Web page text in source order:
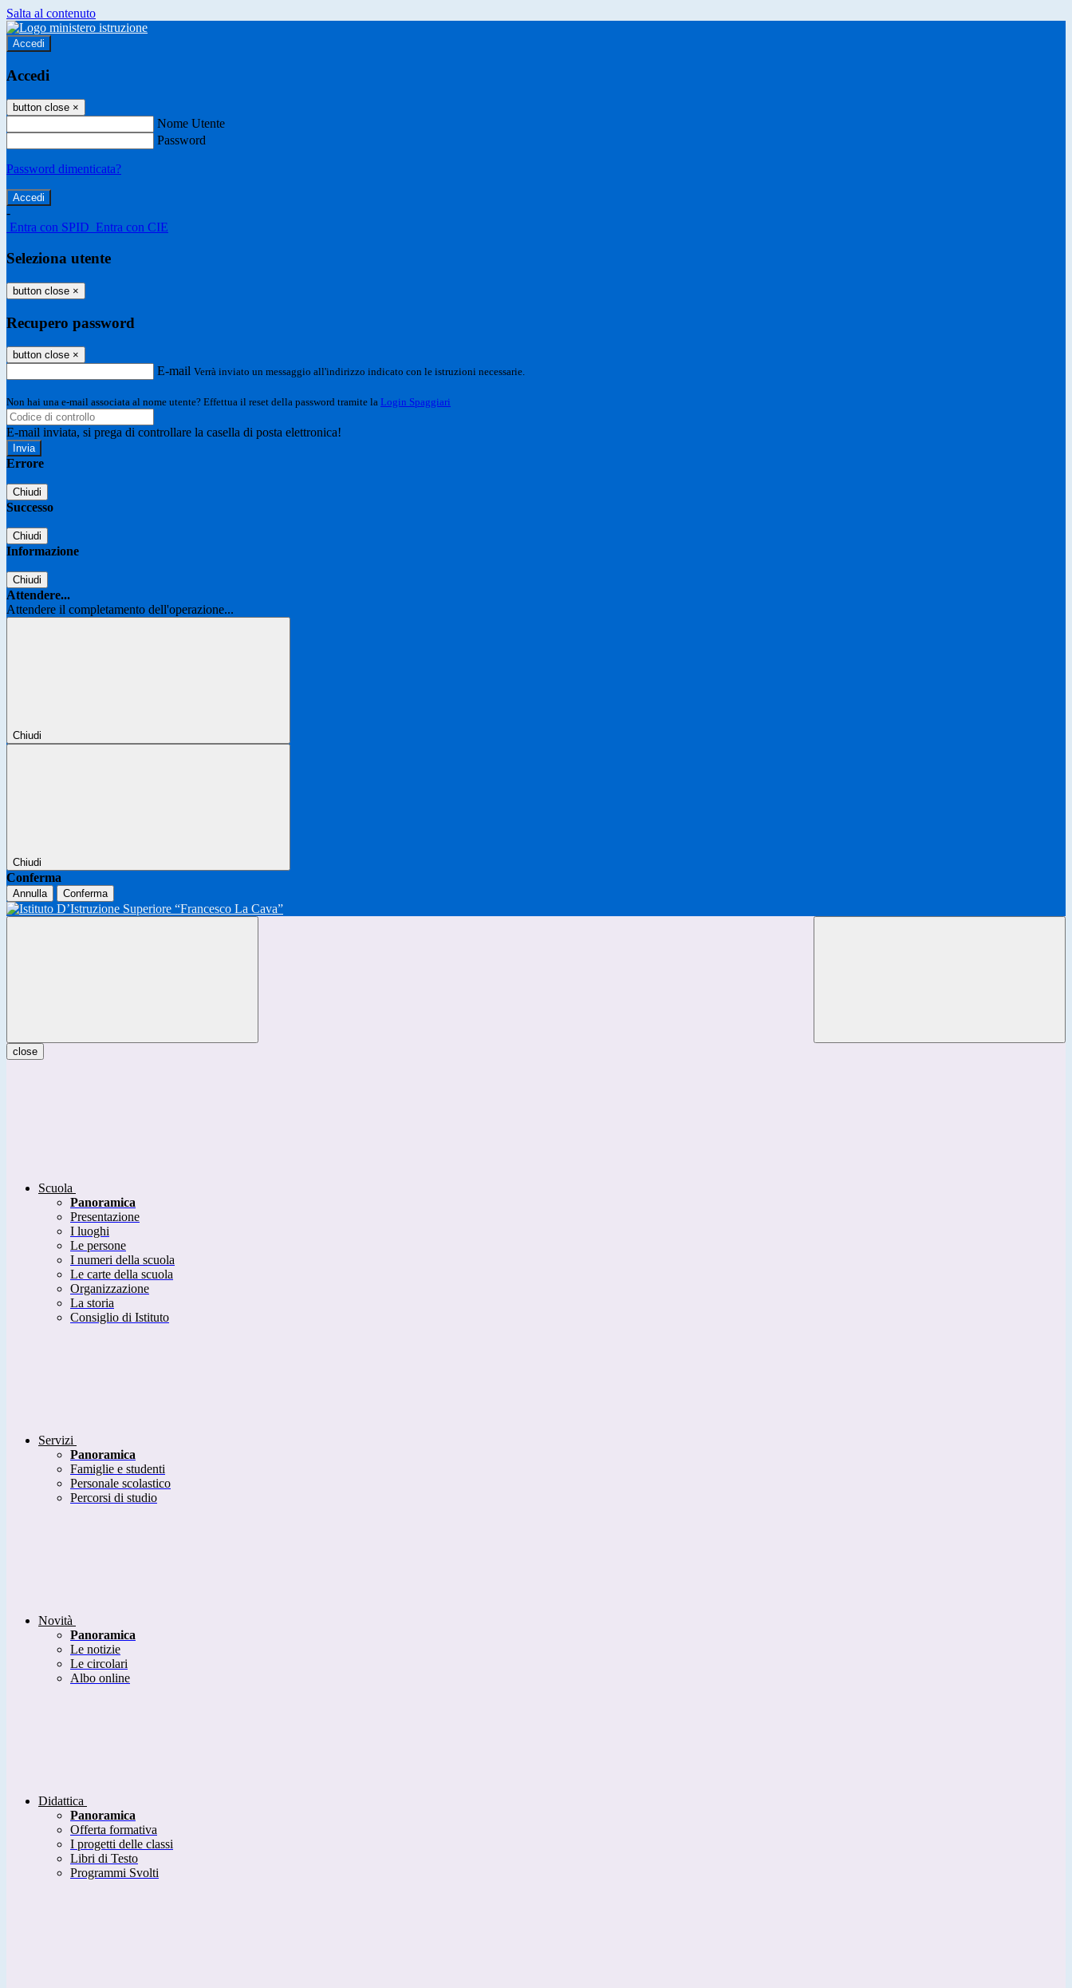
Salta al contenuto
Accedi
Accedi
button close ×
Nome Utente
Password
Password dimenticata?
-
Entra con SPID Entra con CIE
Seleziona utente
button close ×
Recupero password
button close ×
E-mail Verrà inviato un messaggio all'indirizzo indicato con le istruzioni necessarie.
Non hai una e-mail associata al nome utente? Effettua il reset della password tramite la Login Spaggiari
E-mail inviata, si prega di controllare la casella di posta elettronica!
Errore
Chiudi
Successo
Chiudi
Informazione
Chiudi
Attendere...
Attendere il completamento dell'operazione...
Chiudi
Chiudi
Conferma
Annulla Conferma
close
Scuola
Panoramica
Presentazione
I luoghi
Le persone
I numeri della scuola
Le carte della scuola
Organizzazione
La storia
Consiglio di Istituto
Servizi
Panoramica
Famiglie e studenti
Personale scolastico
Percorsi di studio
Novità
Panoramica
Le notizie
Le circolari
Albo online
Didattica
Panoramica
Offerta formativa
I progetti delle classi
Libri di Testo
Programmi Svolti